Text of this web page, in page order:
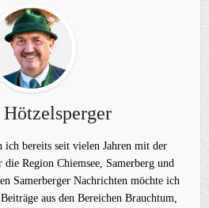
bereits seit vielen Jahren mit der
Region Chiemsee, Samerberg und
Samerberger Nachrichten möchte ich
aus den Bereichen Brauchtum,